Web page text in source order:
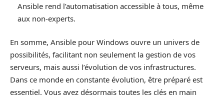
Ansible rend l’automatisation accessible à tous, même
aux non-experts.
En somme, Ansible pour Windows ouvre un univers de
possibilités, facilitant non seulement la gestion de vos
serveurs, mais aussi l’évolution de vos infrastructures.
Dans ce monde en constante évolution, être préparé est
essentiel. Vous avez désormais toutes les clés en main